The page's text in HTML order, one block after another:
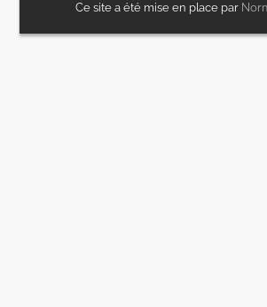
Ce site a été mise en place par